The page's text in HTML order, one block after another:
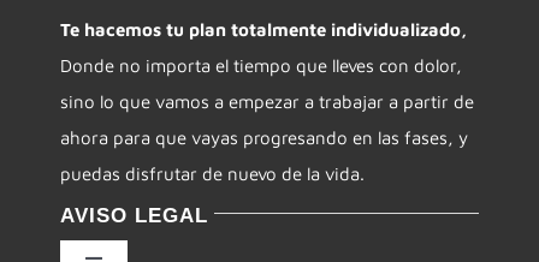
Te hacemos tu plan totalmente individualizado,
Donde no importa el tiempo que lleves con dolor,
sino lo que vamos a empezar a trabajar a partir de
ahora para que vayas progresando en las fases, y
puedas disfrutar de nuevo de la vida.
AVISO LEGAL